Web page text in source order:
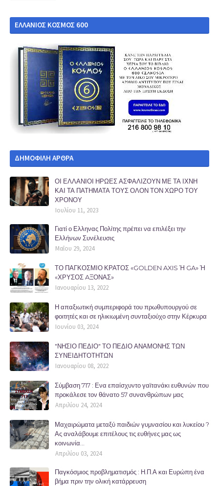
ΕΛΛΑΝΙΟΣ ΚΟΣΜΟΣ 600
ΔΗΜΟΦΙΛΗ ΑΡΘΡΑ
ΟΙ ΕΛΛΑΝΙΟΙ ΗΡΩΕΣ ΑΣΦΑΛΙΖΟΥΝ ΜΕ ΤΑ ΙΧΝΗ
ΚΑΙ ΤΑ ΠΑΤΗΜΑΤΑ ΤΟΥΣ ΟΛΟΝ ΤΟΝ ΧΩΡΟ ΤΟΥ
ΧΡΟΝΟΥ
Ιουλίου 11, 2023
Γιατί ο Ελληνας Πολίτης πρέπει να επιλέξει την
Ελλήνων Συνέλευσις
Μαΐου 29, 2024
ΤΟ ΠΑΓΚΟΣΜΙΟ ΚΡΑΤΟΣ «GOLDEN AXIS Ή GA» Ή
«ΧΡΥΣΟΣ AΞΟΝΑΣ»
Ιανουαρίου 13, 2022
Η απαξιωτική συμπεριφορά του πρωθυπουργού σε
φοιτητές και σε ηλικιωμένη συνταξιούχο στην Κέρκυρα
Ιουνίου 03, 2024
"ΝΗΣΙΟ ΠΕΔΙΟ" ΤΟ ΠΕΔΙΟ ΑΝΑΜΟΝΗΣ ΤΩΝ
ΣΥΝΕΙΔΗΤΟΤΗΤΩΝ
Ιανουαρίου 08, 2022
Σύμβαση 717 : Ενα επαίσχυντο γαϊτανάκι ευθυνών που
προκάλεσε τον θάνατο 57 συνανθρώπων μας
Απριλίου 24, 2024
Μαχαιρώματα μεταξύ παιδιών γυμνασίου και λυκείου ?
Ας αναλάβουμε επιτέλους τις ευθήνες μας ως
κοινωνία...
Απριλίου 03, 2024
Παγκόσμιος προβληματισμός : Η.Π.Α και Ευρώπη ένα
βήμα πριν την ολική κατάρρευση